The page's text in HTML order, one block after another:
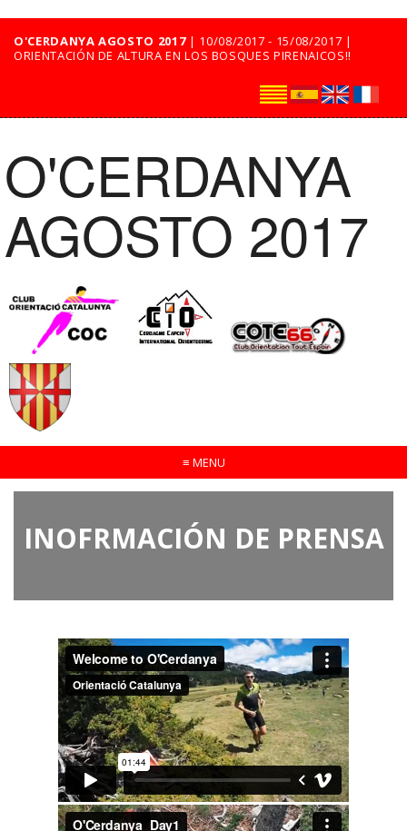
O'CERDANYA AGOSTO 2017| 10/08/2017 - 15/08/2017 |
ORIENTACIÓN DE ALTURA EN LOS BOSQUES PIRENAICOS!!
O'CERDANYA
AGOSTO 2017
≡ MENU
INOFRMACIÓN DE PRENSA